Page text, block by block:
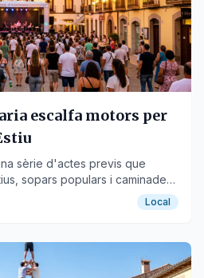
escalfa motors per
sèrie d'actes previs que
sopars populars i caminades
d'agost.
Local